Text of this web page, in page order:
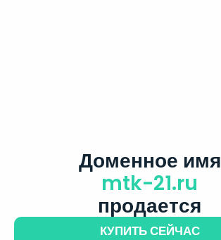
Доменное имя
mtk-21.ru
продается
КУПИТЬ СЕЙЧАС